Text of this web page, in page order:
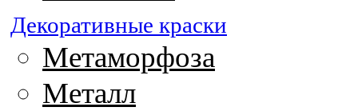
Декоративные краски
Метаморфоза
Металл